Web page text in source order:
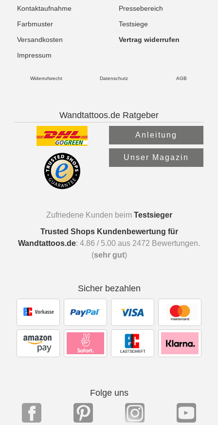
Kontaktaufnahme
Pressebereich
Farbmuster
Testsiege
Versandkosten
Vertrag widerrufen
Impressum
Widerrufsrecht Datenschutz AGB
Wandtattoos.de Ratgeber
Anleitung
Unser Magazin
Zufriedene Kunden beim Testsieger
Trusted Shops Kundenbewertung für
Wandtattoos.de: 4.86 / 5.00 aus 2472 Bewertungen.
(sehr gut)
Sicher bezahlen
Folge uns